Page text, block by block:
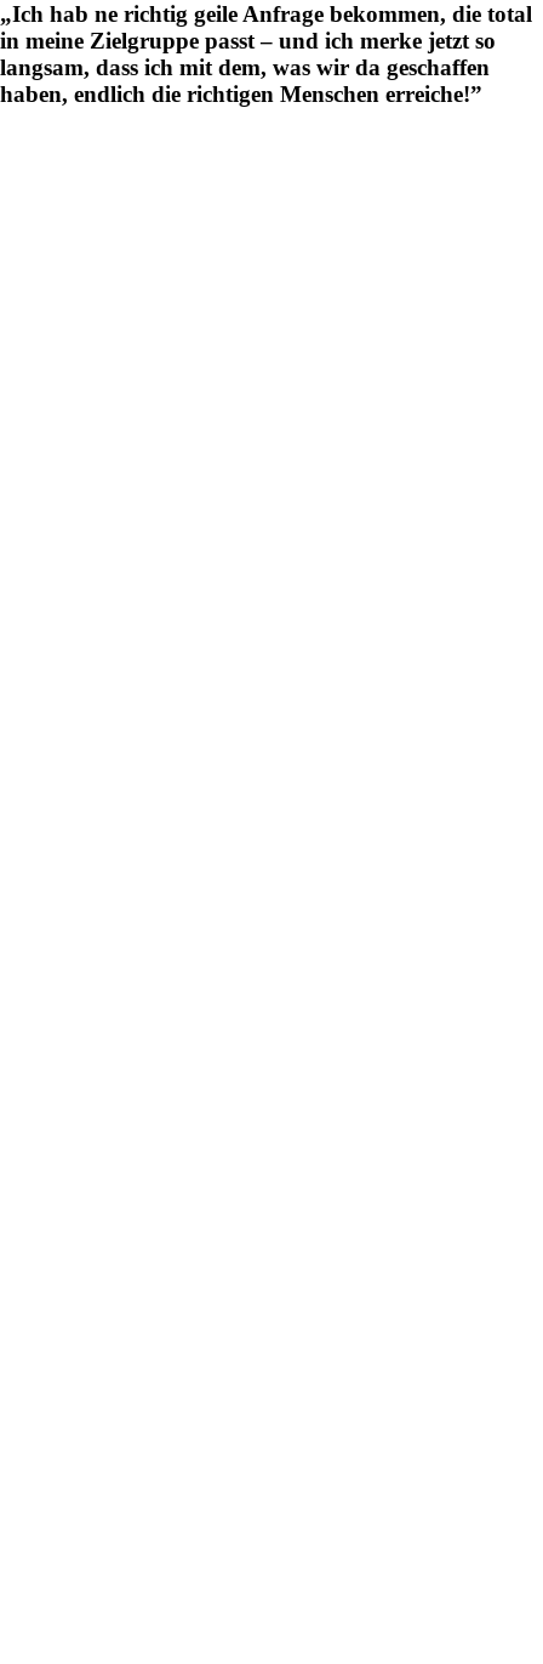
„Ich hab ne richtig geile Anfrage bekommen, die total
in meine Zielgruppe passt – und ich merke jetzt so
langsam, dass ich mit dem, was wir da geschaffen
haben, endlich die richtigen Menschen erreiche!”